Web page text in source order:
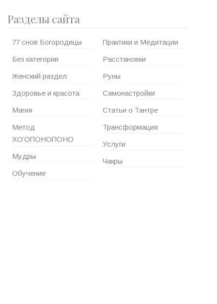
Разделы сайта
77 снов Богородицы
Без категории
Женский раздел
Здоровье и красота
Магия
Метод
ХО’ОПОНОПОНО
Мудры
Обучение
Практики и Медитации
Расстановки
Руны
Самонастройки
Статьи о Тантре
Трансформация
Услуги
Чакры